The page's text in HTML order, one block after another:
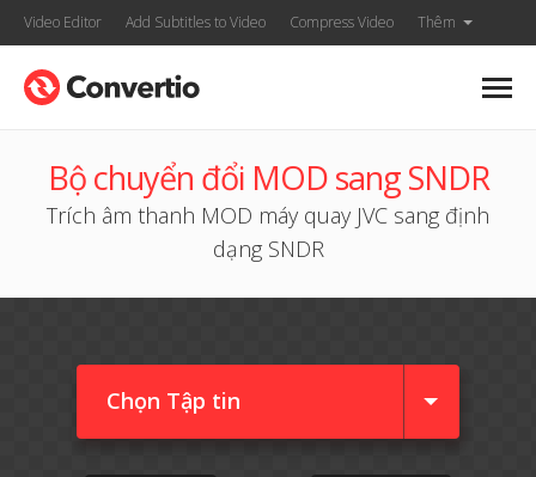
Video Editor Add Subtitles to Video Compress Video Thêm
Bộ chuyển đổi MOD sang SNDR
Trích âm thanh MOD máy quay JVC sang định
dạng SNDR
Chọn Tập tin